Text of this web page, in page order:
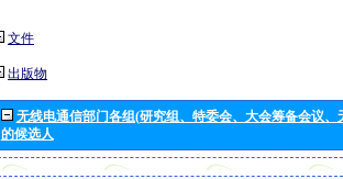
文件
出版物
无线电通信部门各组(研究组、特委会、大会筹备会议
的候选人